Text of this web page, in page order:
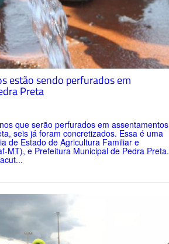
estão sendo perfurados em
Preta
que serão perfurados em assentamentos
seis já foram concretizados. Essa é uma
de Estado de Agricultura Familiar e
MT), e Prefeitura Municipal de Pedra Preta.